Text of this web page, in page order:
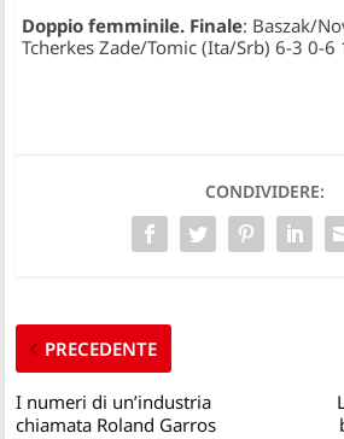
Doppio femminile. Finale: Baszak/
Tcherkes Zade/Tomic (Ita/Srb) 6-3 0-6
CONDIVIDERE:
PRECEDENTE
I numeri di un’industria
chiamata Roland Garros